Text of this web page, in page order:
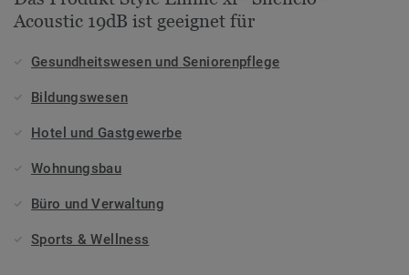
Acoustic 19dB ist geeignet für
Gesundheitswesen und Seniorenpflege
Bildungswesen
Hotel und Gastgewerbe
Wohnungsbau
Büro und Verwaltung
Sports & Wellness